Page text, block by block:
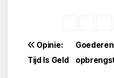
Bericht
navigatie
Opinie:
Tijd Is Geld